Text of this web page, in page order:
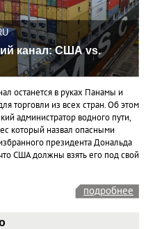
канал: США vs.
останется в руках Панамы и
торговли из всех стран. Об этом
администратор водного пути,
который назвал опасными
президента Дональда
США должны взять его под свой
подробнее